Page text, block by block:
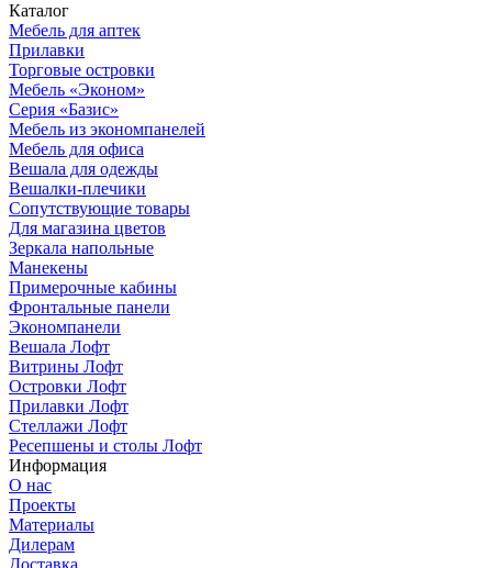
Каталог
Мебель для аптек
Прилавки
Торговые островки
Мебель «Эконом»
Серия «Базис»
Мебель из экономпанелей
Мебель для офиса
Вешала для одежды
Вешалки-плечики
Сопутствующие товары
Для магазина цветов
Зеркала напольные
Манекены
Примерочные кабины
Фронтальные панели
Экономпанели
Вешала Лофт
Витрины Лофт
Островки Лофт
Прилавки Лофт
Стеллажи Лофт
Ресепшены и столы Лофт
Информация
О нас
Проекты
Материалы
Дилерам